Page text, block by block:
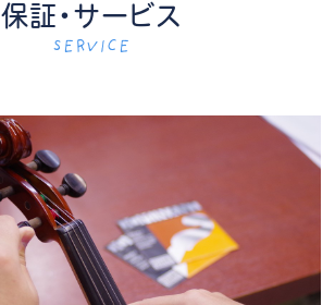
保証・サービス
SERVICE